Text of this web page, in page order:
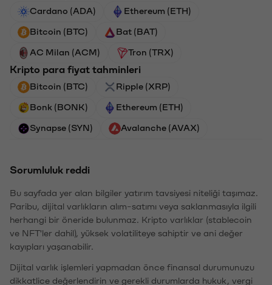
Cardano (ADA) Ethereum (ETH)
Bitcoin (BTC) Bat (BAT)
AC Milan (ACM) Tron (TRX)
Kripto para fiyat tahminleri
Bitcoin (BTC) Ripple (XRP)
Bonk (BONK) Ethereum (ETH)
Synapse (SYN) Avalanche (AVAX)
Sorumluluk reddi
Bu sayfada yer alan bilgiler yatırım tavsiyesi niteliği taşımaz.
Paribu, dijital varlıkların alım-satımı veya saklanmasıyla ilgili
herhangi bir öneride bulunmaz. Kripto varlıklar (stablecoin
ve NFT'ler dahil), yüksek volatiliteye sahiptir ve ani değer
kayıpları yaşanabilir.
Dijital varlık işlemleri yapmadan önce finansal durumunuzu
dikkatlice değerlendirin ve gerekli durumlarda hukuk, vergi